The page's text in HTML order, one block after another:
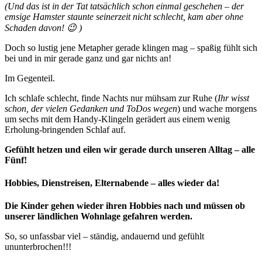
(Und das ist in der Tat tatsächlich schon einmal geschehen – der
emsige Hamster staunte seinerzeit nicht schlecht, kam aber ohne
Schaden davon! 😉 )
Doch so lustig jene Metapher gerade klingen mag – spaßig fühlt sich
bei und in mir gerade ganz und gar nichts an!
Im Gegenteil.
Ich schlafe schlecht, finde Nachts nur mühsam zur Ruhe (Ihr wisst
schon, der vielen Gedanken und ToDos wegen) und wache morgens
um sechs mit dem Handy-Klingeln gerädert aus einem wenig
Erholung-bringenden Schlaf auf.
Gefühlt hetzen und eilen wir gerade durch unseren Alltag – alle
Fünf!
Hobbies, Dienstreisen, Elternabende – alles wieder da!
Die Kinder gehen wieder ihren Hobbies nach und müssen ob
unserer ländlichen Wohnlage gefahren werden.
So, so unfassbar viel – ständig, andauernd und gefühlt
ununterbrochen!!!